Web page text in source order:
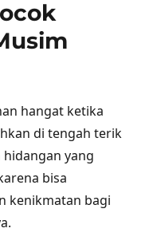
hangat ketika
di tengah terik
hidangan yang
bisa
kenikmatan bagi